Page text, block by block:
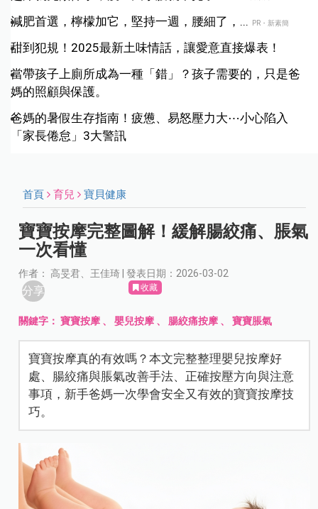
減肥首選，檸檬加它，堅持一週，腰細了，... PR・新素簡
甜到犯規！2025最新土味情話，讓愛意直接爆表！
當帶孩子上廁所成為一種「錯」？孩子需要的，只是爸
媽的照顧與保護。
爸媽的暑假生存指南！疲憊、易怒壓力大⋯小心陷入
「家長倦怠」3大警訊
首頁 育兒 寶貝健康
寶寶按摩完整圖解！緩解腸絞痛、脹氣
一次看懂
作者： 高旻君、王佳琦 | 發表日期：2026-03-02
分享 收藏
關鍵字：寶寶按摩 、嬰兒按摩 、 腸絞痛按摩 、寶寶脹氣
寶寶按摩真的有效嗎？本文完整整理嬰兒按摩好
處、腸絞痛與脹氣改善手法、正確按壓方向與注意
事項，新手爸媽一次學會安全又有效的寶寶按摩技
巧。